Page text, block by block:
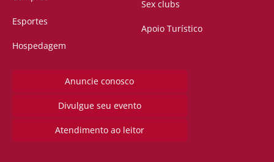
Esportes
Hospedagem
Sex clubs
Apoio Turístico
Anuncie conosco
Divulgue seu evento
Atendimento ao leitor